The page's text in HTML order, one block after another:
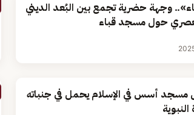
وجهة حضرية تجمع بين البُعد الديني
حول مسجد قباء
مسجد أسس في الإسلام يحمل في جنباته